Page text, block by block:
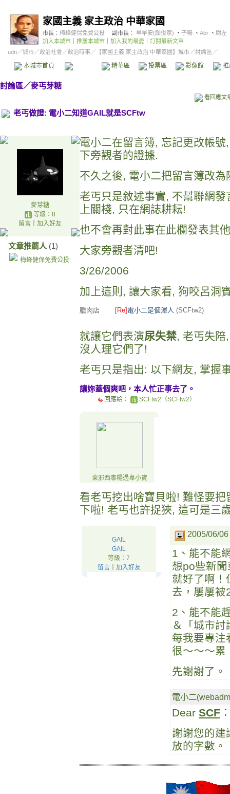
家國主義 家主政治 中華家國
市長： 梅峰健保免費公投 副市長： 早早安(顏俊家) 、 子鳴 、 Abr 、 尉左
加入本城市
推薦本城市 加入我的最愛
訂閱最新文章
udn／城市／政治社會 ／政治時事／ 【家國主義 家主政治 中華家國】城市／討論區／
本城市首頁 精華區 投票區 影像館
討論區／麥丐芽糖
看回應文
老丐做證: 電小二知道GAIL就是SCFtw
麥芽糖
等級：8
留言｜ 加入好友
文章推薦人 (1)
梅峰健保免費公投
電小二在留言簿, 忘記更改帳
下旁觀者的證據.
不久之後, 電小二把留言簿改為
老丐只是敘述事實, 不幫聯網
上關棧, 只在網誌耕耘!
也不會再對此事在此欄發表其
大家旁觀者清吧!
3/26/2006
加上這則, 讓大家看, 狗咬呂洞
臘肉店 [Re] 電小二是個渾人 (SCFtw2)
就讓它們表演尿失禁, 老丐失陪
沒人理它們了!
老丐只是指出: 以下網友, 掌握
讓妳蓋個爽吧，本人忙正事去了。
回應給： SCFtw2（SCFtw2）
東邪西毒楊過韋小寶
看老丐挖出啥寶貝啦! 難怪要
下啦! 老丐也許捉狹, 這可是三
GAIL
GAIL
等級：7
留言｜ 加入好友
2005/06/
1、能不能
想po些新
就好了啊！
去，屢屢被
2、能不能
＆「城市
每我要專注
很～～～累
先謝謝了。
電小二
Dear SCF
謝謝您的建
放的字數。